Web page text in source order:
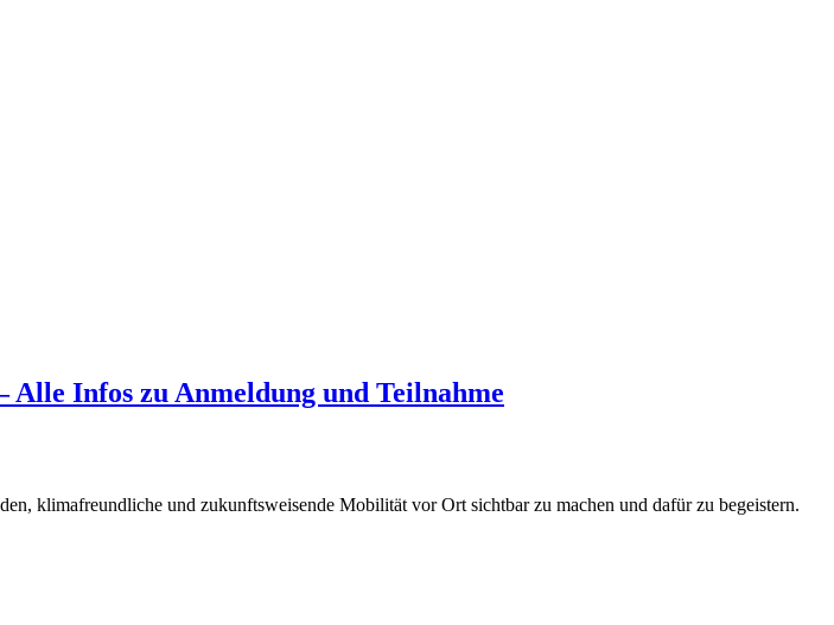
Infos zu Anmeldung und Teilnahme
klimafreundliche und zukunftsweisende Mobilität vor Ort sichtbar zu machen und dafür zu begeistern.